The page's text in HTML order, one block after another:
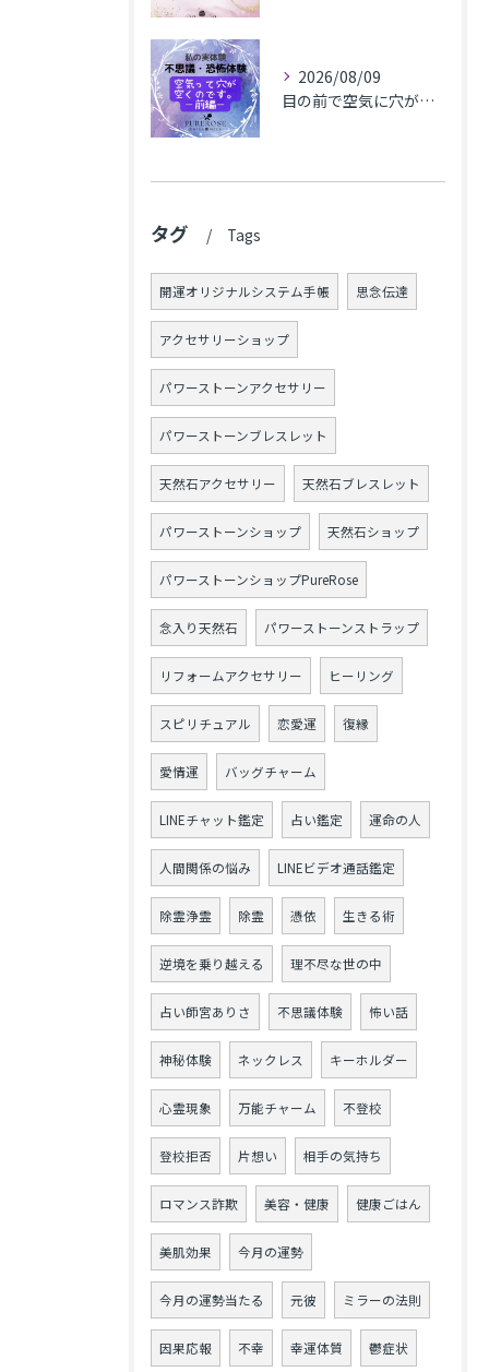
2026/08/09
目の前で​空気に穴が空いた(前編)
タグ Tags
開運オリジナルシステム手帳 思念伝達
アクセサリーショップ
パワーストーンアクセサリー
パワーストーンブレスレット
天然石アクセサリー 天然石ブレスレット
パワーストーンショップ 天然石ショップ
パワーストーンショップPureRose
念入り天然石 パワーストーンストラップ
リフォームアクセサリー ヒーリング
スピリチュアル 恋愛運 復縁
愛情運 バッグチャーム
LINEチャット鑑定 占い鑑定 運命の人
人間関係の悩み LINEビデオ通話鑑定
除霊浄霊 除霊 憑依 生きる術
逆境を乗り越える 理不尽な世の中
占い師宮ありさ 不思議体験 怖い話
神秘体験 ネックレス キーホルダー
心霊現象 万能チャーム 不登校
登校拒否 片想い 相手の気持ち
ロマンス詐欺 美容・健康 健康ごはん
美肌効果 今月の運勢
今月の運勢当たる 元彼 ミラーの法則
因果応報 不幸 幸運体質 鬱症状